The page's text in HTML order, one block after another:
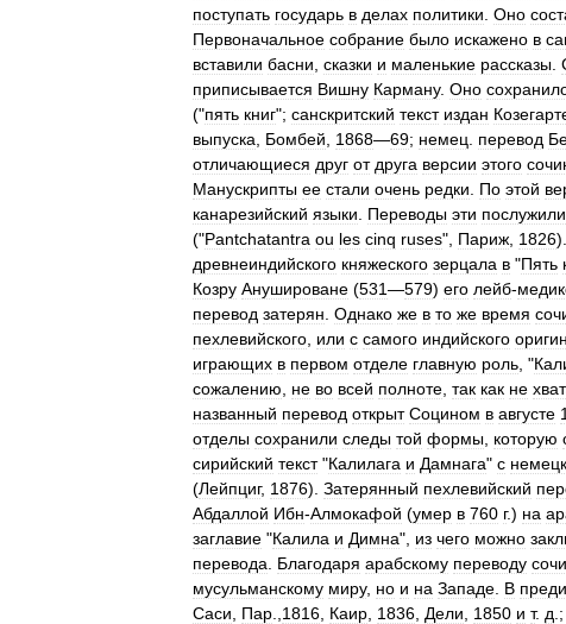
поступать государь в делах политики Оно
Первоначальное собрание было искажено в
вставили басни сказки и маленькие рассказы
приписывается Вишну Карману. Оно
("пять книг"; санскритский текст издан
выпуска
Бомбей 1868—69; немец перевод
отличающиеся друг от друга версии этого
Манускрипты ее стали очень редки По этой
канарезийский языки Переводы эти послужили
("Pantchatantra ou les cinq ruses", Париж 1826).
древнеиндийского княжеского зерцала в "Пять
Козру Анушироване (531—579) его лейб-
перевод затерян Однако же в то же время
пехлевийского или с самого индийского
играющих в первом отделе главную роль , "
сожалению
не во всей полноте так как не
названный перевод открыт Социном в августе
отделы сохранили следы той формы которую
сирийский текст"Калилага и Дамнага" с
(Лейпциг, 1876). Затерянный пехлевийский
Абдаллой Ибн-Алмокафой (умер в 760 г.) на
заглавие "Калила и Димна", из чего можно
перевода
Благодаря арабскому переводу
мусульманскому миру, но и на Западе В
Саси
Пар 1816 Каир 1836 Дели 1850 и т. д .;